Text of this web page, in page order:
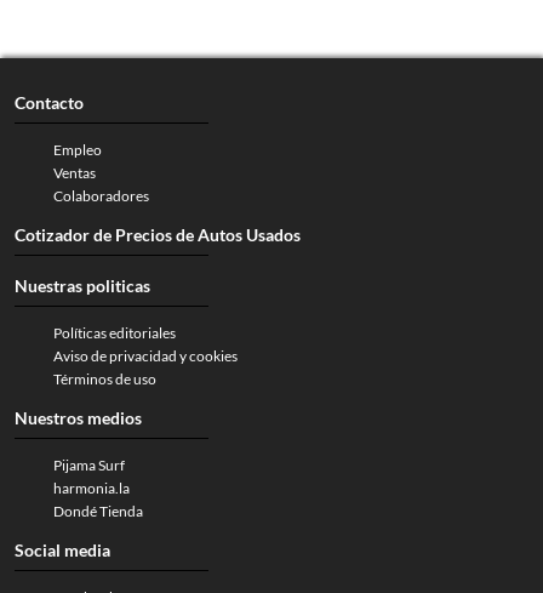
Contacto
Empleo
Ventas
Colaboradores
Cotizador de Precios de Autos Usados
Nuestras politicas
Políticas editoriales
Aviso de privacidad y cookies
Términos de uso
Nuestros medios
Pijama Surf
harmonia.la
Dondé Tienda
Social media